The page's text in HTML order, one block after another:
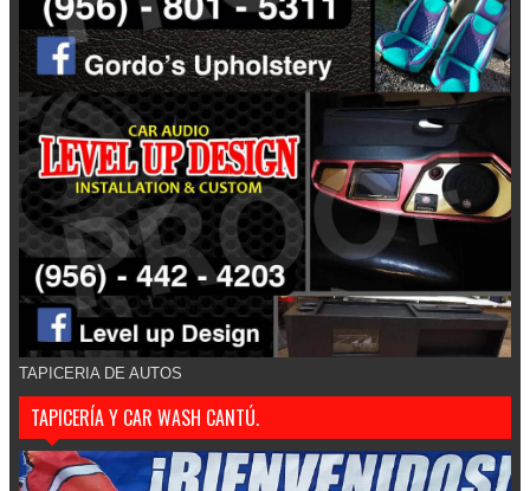
TAPICERIA DE AUTOS
TAPICERÍA Y CAR WASH CANTÚ.